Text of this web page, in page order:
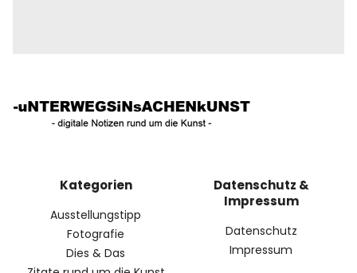
Kategorien
Ausstellungstipp
Fotografie
Dies & Das
Datenschutz &
Impressum
Datenschutz
Impressum